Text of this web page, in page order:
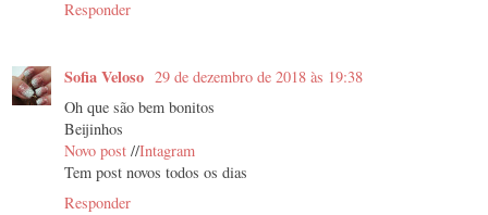
Responder
Sofia Veloso 29 de dezembro de 2018 às 19:38
Oh que são bem bonitos
Beijinhos
Novo post //Intagram
Tem post novos todos os dias
Responder